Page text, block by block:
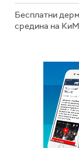
Бесплатни
средина на КиМ